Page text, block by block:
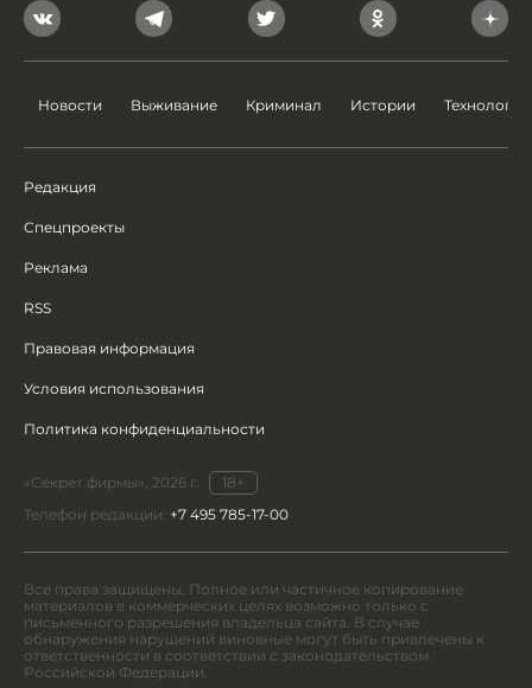
Новости Выживание Криминал Истории Технологии
Редакция
Спецпроекты
Реклама
RSS
Правовая информация
Условия использования
Политика конфиденциальности
«Секрет фирмы», 2026 г.
18+
Телефон редакции: +7 495 785-17-00
Все права защищены. Полное или частичное копирование
материалов в коммерческих целях возможно только с
письменного разрешения владельца сайта. В случае
обнаружения нарушений виновные могут быть привлечены к
ответственности в соответствии с законодательством
Российской Федерации.